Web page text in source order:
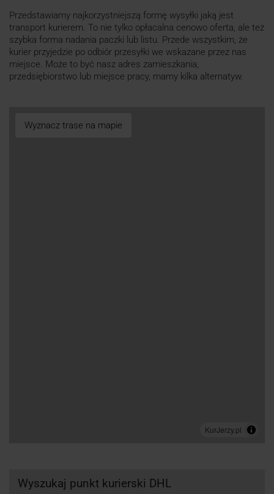
Przedstawiamy najkorzystniejszą formę wysyłki jaką jest
transport kurierem. To nie tylko opłacalna cenowo oferta, ale też
szybka forma nadania paczki lub listu. Przede wszystkim, że
kurier przyjedzie po odbiór przesyłki we wskazane przez nas
miejsce. Może to być nasz adres zamieszkania,
przedsiębiorstwo lub miejsce pracy, mamy kilka alternatyw.
Wyznacz trase na mapie
Wyszukaj punkt kurierski DHL